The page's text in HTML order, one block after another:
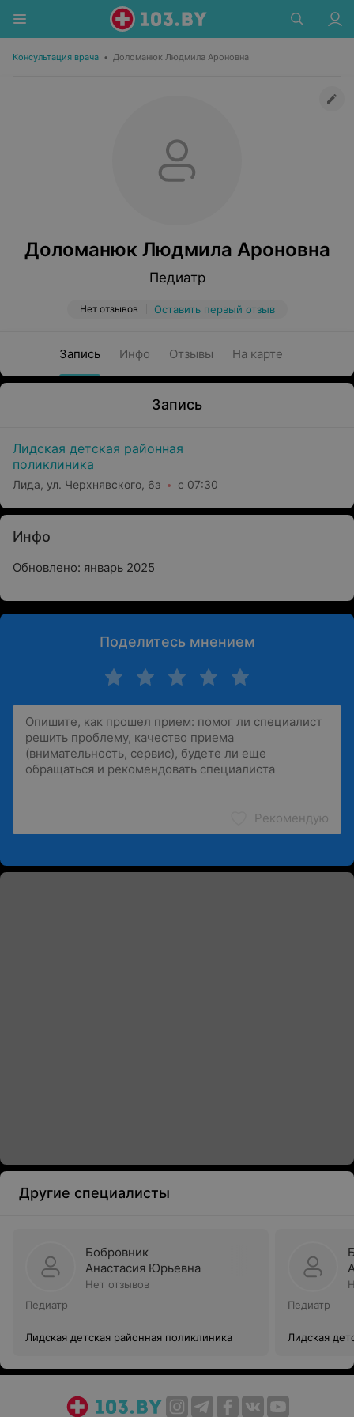
Консультация врача • Доломанюк Людмила Ароновна
Доломанюк Людмила Ароновна
Педиатр
Нет отзывов Оставить первый отзыв
Запись Инфо Отзывы На карте
Запись
Лидская детская районная
поликлиника
Лида, ул. Черхнявского, 6а с 07:30
Инфо
Обновлено: январь 2025
Поделитесь мнением
Рекомендую
Другие специалисты
Бобровник
Анастасия Юрьевна
Нет отзывов
Педиатр
Лидская детская районная поликлиника
Педиатр
Лидская